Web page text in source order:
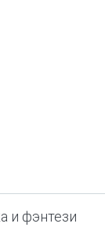
и фэнтези